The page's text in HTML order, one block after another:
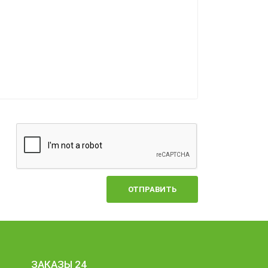
ОТПРАВИТЬ
ЗАКАЗЫ 24